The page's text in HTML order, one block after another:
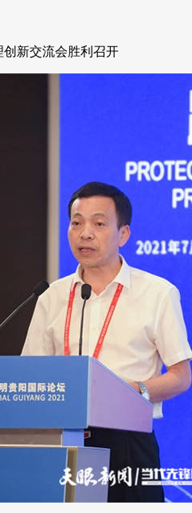
新交流会胜利召开